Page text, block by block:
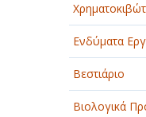
Ενδύματα
Βεστιάριο
Βιολογικά